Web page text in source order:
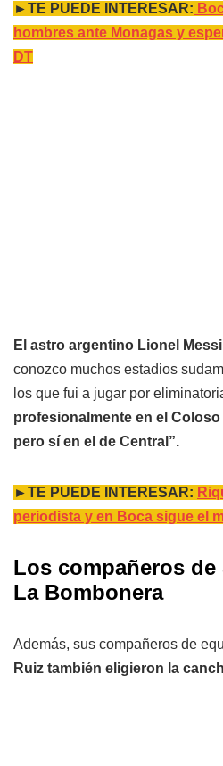
►TE PUEDE INTERESAR:
hombres ante Monagas y
DT
El astro argentino Lionel
conozco muchos estadios
los que fui a jugar por
profesionalmente en el Coloso
pero sí en el de Central”.
►TE PUEDE INTERESAR:
periodista y en Boca sigue el
Los compañeros de
La Bombonera
Además, sus compañeros de
Ruiz también eligieron la